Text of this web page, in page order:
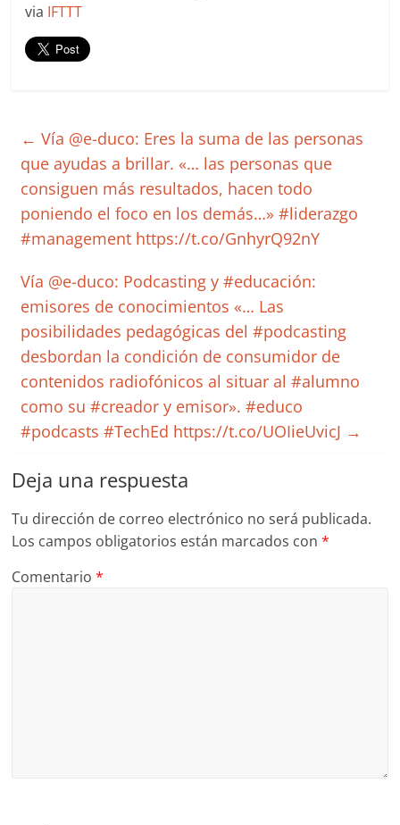
via IFTTT
← Vía @e-duco: Eres la suma de las personas
que ayudas a brillar. «… las personas que
consiguen más resultados, hacen todo
poniendo el foco en los demás…» #liderazgo
#management https://t.co/GnhyrQ92nY
Vía @e-duco: Podcasting y #educación:
emisores de conocimientos «… Las
posibilidades pedagógicas del #podcasting
desbordan la condición de consumidor de
contenidos radiofónicos al situar al #alumno
como su #creador y emisor». #educo
#podcasts #TechEd https://t.co/UOIieUvicJ →
Deja una respuesta
Tu dirección de correo electrónico no será publicada.
Los campos obligatorios están marcados con*
Comentario*